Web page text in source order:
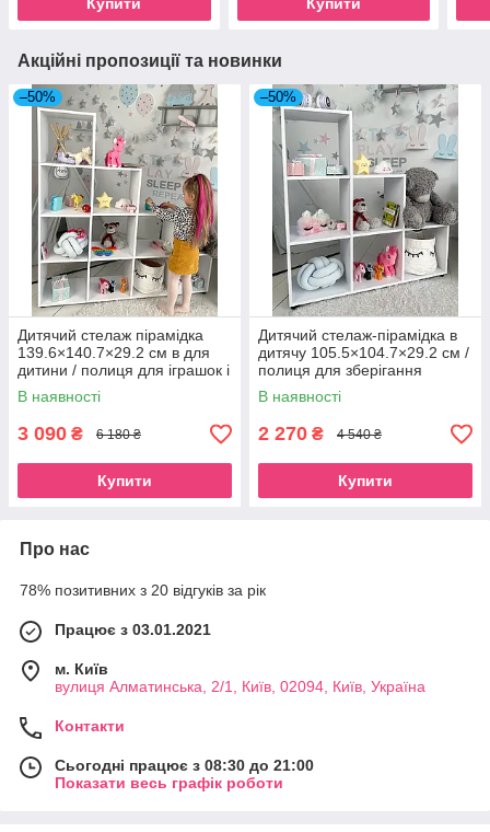
Акційні пропозиції та новинки
–50%
Дитячий стелаж пірамідка
139.6×140.7×29.2 см в для
дитини / полиця для іграшок і
книг у дитячу кімнату
В наявності
3 090 ₴ 6 180 ₴
Купити
–50%
Дитячий стелаж-пірамідка в
дитячу 105.5×104.7×29.2 см /
полиця для зберігання
іграшок та книг
В наявності
2 270 ₴ 4 540 ₴
Купити
Про нас
78% позитивних з 20 відгуків за рік
Працює з 03.01.2021
м. Київ
вулиця Алматинська, 2/1, Київ, 02094, Київ, Україна
Контакти
Сьогодні працює з 08:30 до 21:00
Показати весь графік роботи